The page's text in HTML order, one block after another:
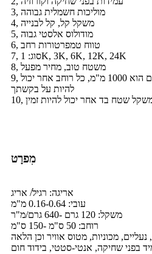
3, מוליכות חשמלית גבוהה
4, משקל קל, קל לבנייה
5, מודולוס אלסטי גבוה
6, טווח טמפרטורות רחב
7, סוג: 1K, 3K, 6K, 12K, 24K
8, משטח טוב, מחיר מפעל
9, רוחב סטנדרטי שאנו מייצרים הוא 1000 מ"מ, כל רוחב אחר יכול
להיות על בקשתך
משקל שטח בד אחר יכול להיות זמין
מִפרָט
אריגה: רגיל/ אריג
עובי: 0.16-0.64 מ"מ
משקל: 120 גרם -640 גרם/מ"ר
רוחב: 50 ס"מ -150 ס"מ
מכוניות, מטוס אוויר וכן הלאה
בפני שחיקה, אנטי-סטטי, בידוד חום